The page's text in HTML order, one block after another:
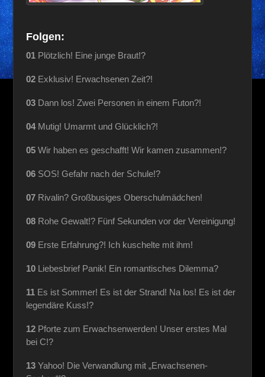
Folgen:
01Plötzlich! Eine junge Braut!?
02Exklusiv! Erwachsenen Zeit?!
03Dann los! Zwei Personen in einem Futon?!
04Mutig! Umarmt und Glücklich?!
05Wir haben es geschafft! Wir kamen zusammen!?
06SOS! Gefahr nach der Schule!?
07Rivalin? Großbusiges Oberschulmädchen!
08Rohe Gewalt!? Fünf Sekunden vor der Vereinigung!
09Erste Erfahrung?! Ich kuschelte mit ihm!
10Liebesbrief Panik! Ein romantisches Dilemma?
11Es ist Sommer! Es ist der Strand! Na los! Es ist der
legendäre Kuss!?
12Pforte zum Erwachsenwerden! Unser erstes Mal
bei C!?
13Yahoo! Die Verwandlung mit „Erwachsenen-